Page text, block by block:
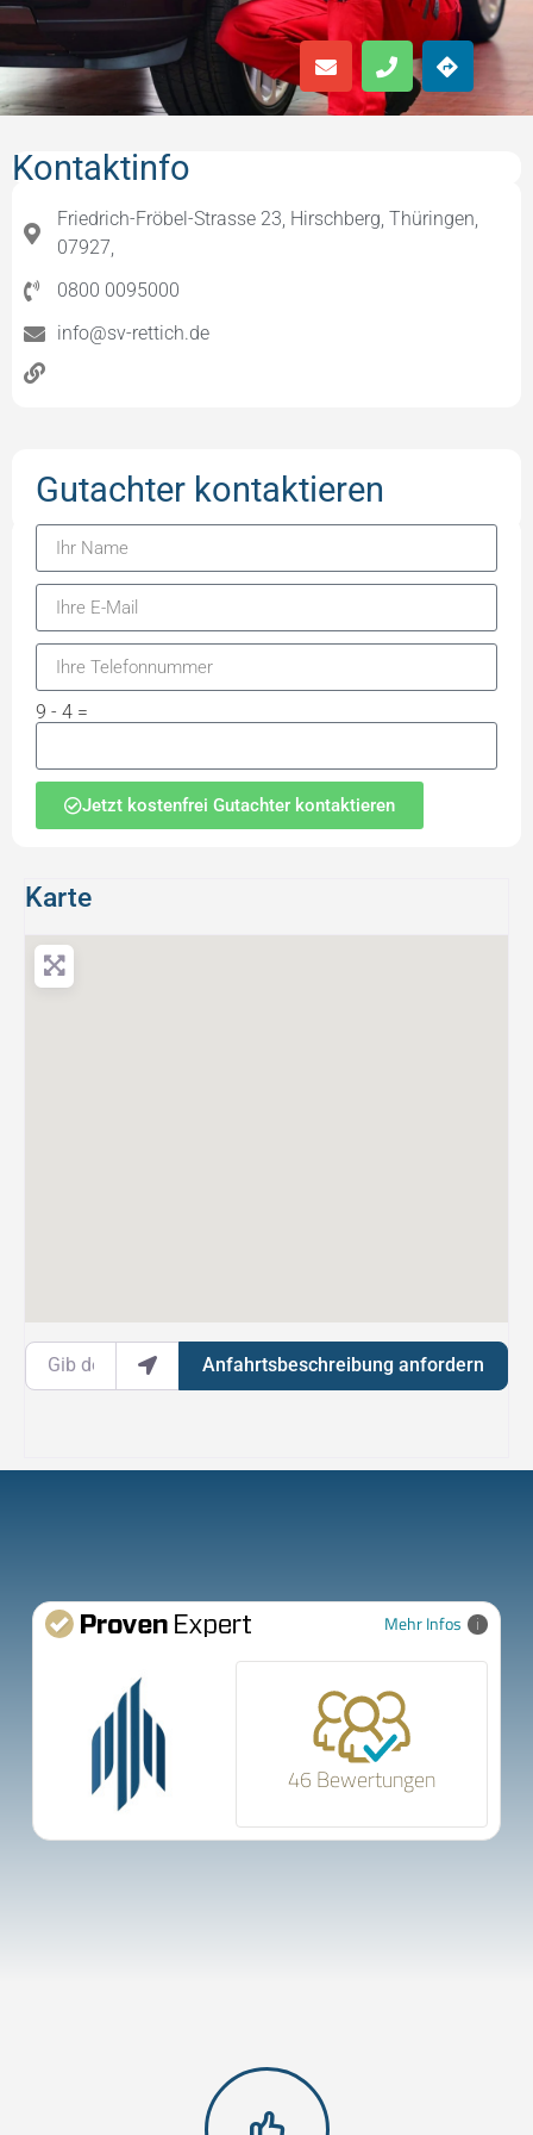
Karte
Gib deinen Standort ein.
Anfahrtsbeschreibung anfordern
Kontaktinfo
Friedrich-Fröbel-Strasse 23, Hirschberg, Thüringen,
07927,
0800 0095000
info@sv-rettich.de
Gutachter kontaktieren
9 - 4 =
Jetzt kostenfrei Gutachter kontaktieren
Mehr Infos
46 Bewertungen